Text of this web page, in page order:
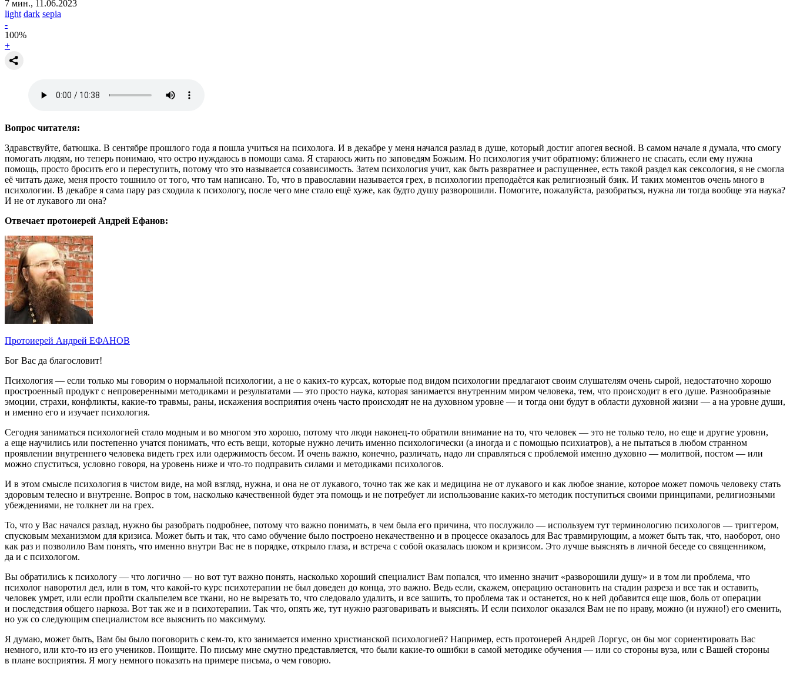
7 мин., 11.06.2023
light dark sepia
-
100%
+
Вопрос читателя:
Здравствуйте, батюшка. В сентябре прошлого года я пошла учиться на психолога. И в декабре у меня начался разлад в душе, который достиг апогея весной. В самом начале я думала, что смогу
помогать людям, но теперь понимаю, что остро нуждаюсь в помощи сама. Я стараюсь жить по заповедям Божьим. Но психология учит обратному: ближнего не спасать, если ему нужна
помощь, просто бросить его и переступить, потому что это называется созависимость. Затем психология учит, как быть развратнее и распущеннее, есть такой раздел как сексология, я не смогла
её читать даже, меня просто тошнило от того, что там написано. То, что в православии называется грех, в психологии преподаётся как религиозный бзик. И таких моментов очень много в
психологии. В декабре я сама пару раз сходила к психологу, после чего мне стало ещё хуже, как будто душу разворошили. Помогите, пожалуйста, разобраться, нужна ли тогда вообще эта наука?
И не от лукавого ли она?
Отвечает протоиерей Андрей Ефанов:
Протоиерей Андрей ЕФАНОВ
Бог Вас да благословит!
Психология — если только мы говорим о нормальной психологии, а не о каких-то курсах, которые под видом психологии предлагают своим слушателям очень сырой, недостаточно хорошо
простроенный продукт с непроверенными методиками и результатами — это просто наука, которая занимается внутренним миром человека, тем, что происходит в его душе. Разнообразные
эмоции, страхи, конфликты, какие-то травмы, раны, искажения восприятия очень часто происходят не на духовном уровне — и тогда они будут в области духовной жизни — а на уровне души,
и именно его и изучает психология.
Сегодня заниматься психологией стало модным и во многом это хорошо, потому что люди наконец-то обратили внимание на то, что человек — это не только тело, но еще и другие уровни,
а еще научились или постепенно учатся понимать, что есть вещи, которые нужно лечить именно психологически (а иногда и с помощью психиатров), а не пытаться в любом странном
проявлении внутреннего человека видеть грех или одержимость бесом. И очень важно, конечно, различать, надо ли справляться с проблемой именно духовно — молитвой, постом — или
можно спуститься, условно говоря, на уровень ниже и что-то подправить силами и методиками психологов.
И в этом смысле психология в чистом виде, на мой взгляд, нужна, и она не от лукавого, точно так же как и медицина не от лукавого и как любое знание, которое может помочь человеку стать
здоровым телесно и внутренне. Вопрос в том, насколько качественной будет эта помощь и не потребует ли использование каких-то методик поступиться своими принципами, религиозными
убеждениями, не толкнет ли на грех.
То, что у Вас начался разлад, нужно бы разобрать подробнее, потому что важно понимать, в чем была его причина, что послужило — используем тут терминологию психологов — триггером,
спусковым механизмом для кризиса. Может быть и так, что само обучение было построено некачественно и в процессе оказалось для Вас травмирующим, а может быть так, что, наоборот, оно
как раз и позволило Вам понять, что именно внутри Вас не в порядке, открыло глаза, и встреча с собой оказалась шоком и кризисом. Это лучше выяснять в личной беседе со священником,
да и с психологом.
Вы обратились к психологу — что логично — но вот тут важно понять, насколько хороший специалист Вам попался, что именно значит «разворошили душу» и в том ли проблема, что
психолог наворотил дел, или в том, что какой-то курс психотерапии не был доведен до конца, это важно. Ведь если, скажем, операцию остановить на стадии разреза и все так и оставить,
человек умрет, или если пройти скальпелем все ткани, но не вырезать то, что следовало удалить, и все зашить, то проблема так и останется, но к ней добавится еще шов, боль от операции
и последствия общего наркоза. Вот так же и в психотерапии. Так что, опять же, тут нужно разговаривать и выяснять. И если психолог оказался Вам не по нраву, можно (и нужно!) его сменить,
но уж со следующим специалистом все выяснить по максимуму.
Я думаю, может быть, Вам бы было поговорить с кем-то, кто занимается именно христианской психологией? Например, есть протоиерей Андрей Лоргус, он бы мог сориентировать Вас
немного, или кто-то из его учеников. Поищите. По письму мне смутно представляется, что были какие-то ошибки в самой методике обучения — или со стороны вуза, или с Вашей стороны
в плане восприятия. Я могу немного показать на примере письма, о чем говорю.